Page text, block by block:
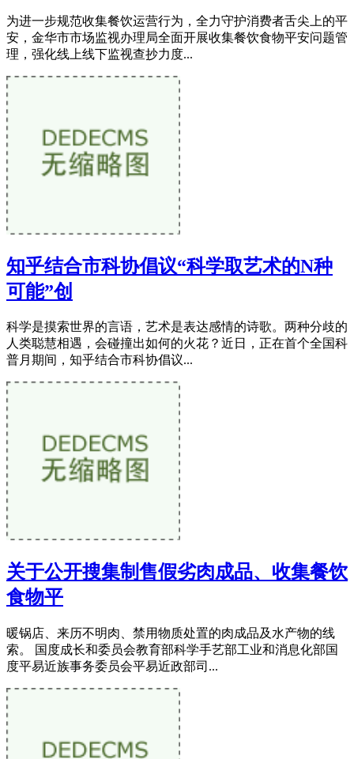
为进一步规范收集餐饮运营行为，全力守护消费者舌尖上的平
安，金华市市场监视办理局全面开展收集餐饮食物平安问题管
理，强化线上线下监视查抄力度...
知乎结合市科协倡议“科学取艺术的N种
可能”创
科学是摸索世界的言语，艺术是表达感情的诗歌。两种分歧的
人类聪慧相遇，会碰撞出如何的火花？近日，正在首个全国科
普月期间，知乎结合市科协倡议...
关于公开搜集制售假劣肉成品、收集餐饮
食物平
暖锅店、来历不明肉、禁用物质处置的肉成品及水产物的线
索。 国度成长和委员会教育部科学手艺部工业和消息化部国
度平易近族事务委员会平易近政部司...